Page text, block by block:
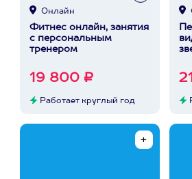
Онлайн
Фитнес онлайн, занятия
с персональным
тренером
19 800 ₽
Работает круглый год